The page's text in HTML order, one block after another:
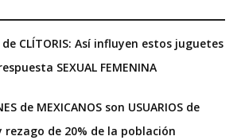
de CLÍTORIS: Así influyen estos juguetes
SEXUAL FEMENINA
de MEXICANOS son USUARIOS de
rezago de 20% de la población